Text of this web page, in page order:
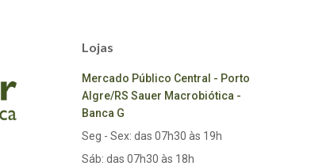
Lojas
Mercado Público Central - Porto
Algre/RS Sauer Macrobiótica -
Banca G
Seg - Sex: das 07h30 às 19h
Sáb: das 07h30 às 18h